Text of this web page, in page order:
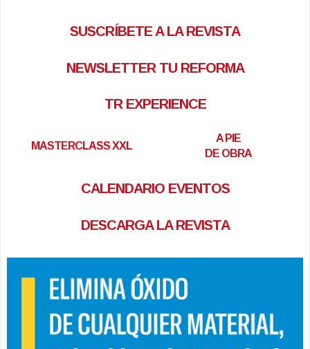
SUSCRÍBETE A LA REVISTA
NEWSLETTER TU REFORMA
TR EXPERIENCE
MASTERCLASS XXL
A PIE
DE OBRA
CALENDARIO EVENTOS
DESCARGA LA REVISTA